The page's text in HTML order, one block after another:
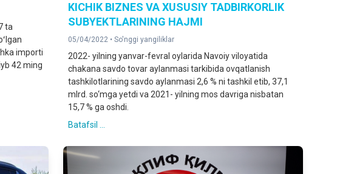
ta
importi
42 ming
KICHIK BIZNES VA XUSUSIY TADBIRKORLIK
SUBYEKTLARINING HAJMI
05/04/2022 •So'nggi yangiliklar
2022- yilning yanvar-fevral oylarida Navoiy viloyatida
chakana savdo tovar aylanmasi tarkibida ovqatlanish
tashkilotlarining savdo aylanmasi 2,6 % ni tashkil etib, 37,1
mlrd. so‘mga yetdi va 2021- yilning mos davriga nisbatan
15,7 % ga oshdi.
Batafsil ...